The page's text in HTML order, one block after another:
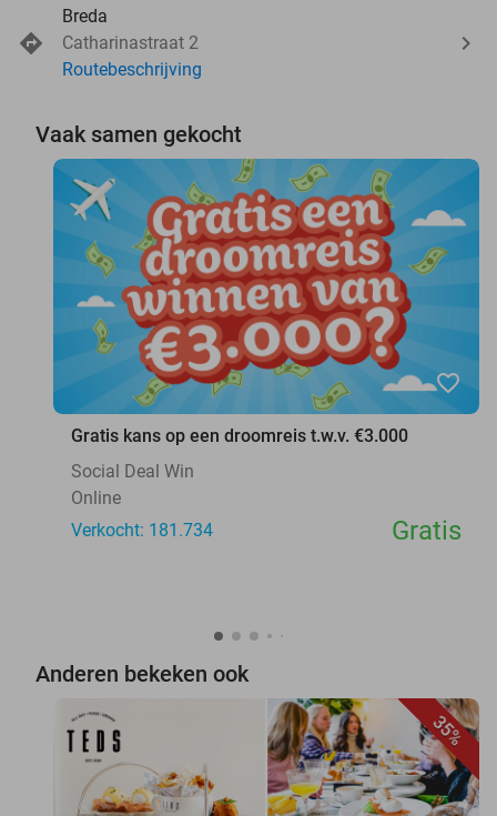
Breda
Catharinastraat 2
Routebeschrijving
Vaak samen gekocht
favorite_border
Gratis kans op een droomreis t.w.v. €3.000
Social Deal Win
Online
Verkocht: 181.734
Gratis
Anderen bekeken ook
35%